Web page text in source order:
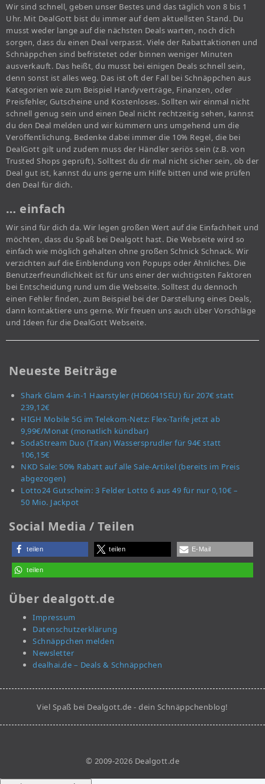
Wir sind schnell, geben unser Bestes und das täglich von 8 bis 1
Uhr. Mit DealGott bist du immer auf dem aktuellsten Stand. Du
musst weder lange auf die nächsten Deals warten, noch dich
sorgen, dass du einen Deal verpasst. Viele der Rabattaktionen und
Schnäppchen sind befristetet oder binnen weniger Minuten
ausverkauft. Das heißt, du musst bei einigen Deals schnell sein,
denn sonst ist alles weg. Das ist oft der Fall bei Schnäppchen aus
Kategorien wie zum Beispiel Handyverträge, Finanzen, oder
Preisfehler, Gutscheine und Kostenloses. Sollten wir einmal nicht
schnell genug sein und einen Deal nicht rechtzeitig sehen, kannst
du den Deal melden und wir kümmern uns umgehend um die
Veröffentlichung. Bedenke dabei immer die 10% Regel, die bei
DealGott gilt und zudem muss der Händler seriös sein (z.B. von
Trusted Shops geprüft). Solltest du dir mal nicht sicher sein, ob der
Deal gut ist, kannst du uns gerne um Hilfe bitten und wie prüfen
den Deal für dich.
… einfach
Wir sind für dich da. Wir legen großen Wert auf die Einfachheit und
möchten, dass du Spaß bei Dealgott hast. Die Webseite wird so
einfach wie möglich gehalten ohne großen Schnick Schnack. Wir
verzichten auf die Einblendung von Popups oder Ähnliches. Die
Benutzerfreundlichkeit ist für uns einer der wichtigsten Faktoren
bei Entscheidung rund um die Webseite. Solltest du dennoch
einen Fehler finden, zum Beispiel bei der Darstellung eines Deals,
dann kontaktiere uns gerne. Wir freuen uns auch über Vorschläge
und Ideen für die DealGott Webseite.
Neueste Beiträge
Shark Glam 4-in-1 Haarstyler (HD6041SEU) für 207€ statt
239,12€
HIGH Mobile 5G im Telekom-Netz: Flex-Tarife jetzt ab
9,99€/Monat (monatlich kündbar)
SodaStream Duo (Titan) Wassersprudler für 94€ statt
106,15€
NKD Sale: 50% Rabatt auf alle Sale-Artikel (bereits im Preis
abgezogen)
Lotto24 Gutschein: 3 Felder Lotto 6 aus 49 für nur 0,10€ –
50 Mio. Jackpot
Social Media / Teilen
teilen teilen E-Mail
teilen
Über dealgott.de
Impressum
Datenschutzerklärung
Schnäppchen melden
Newsletter
dealhai.de – Deals & Schnäppchen
Viel Spaß bei Dealgott.de - dein Schnäppchenblog!
© 2009-2026 Dealgott.de